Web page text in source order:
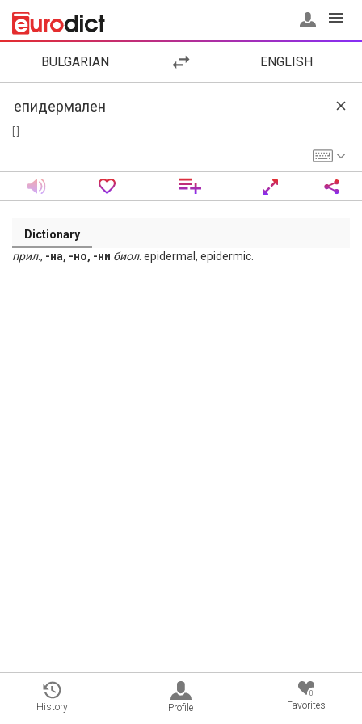
BULGARIAN ENGLISH
Dictionary
прил., -на, -но, -ни биол. epidermal, epidermic.
History Profile
0
Favorites